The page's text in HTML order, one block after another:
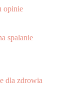
opinie
spalanie
dla zdrowia